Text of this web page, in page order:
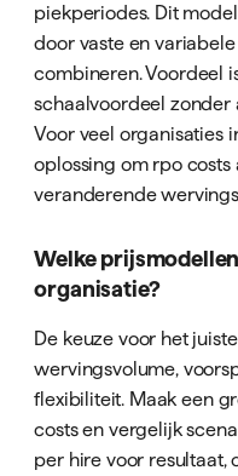
piekperiodes. Dit
door vaste en
combineren. Voordeel
schaalvoordeel zonder
Voor veel organisaties
oplossing om rpo costs
veranderende
Welke
organisatie?
De keuze voor het
wervingsvolume,
flexibiliteit. Maak een
costs en vergelijk
per hire voor resultaat,